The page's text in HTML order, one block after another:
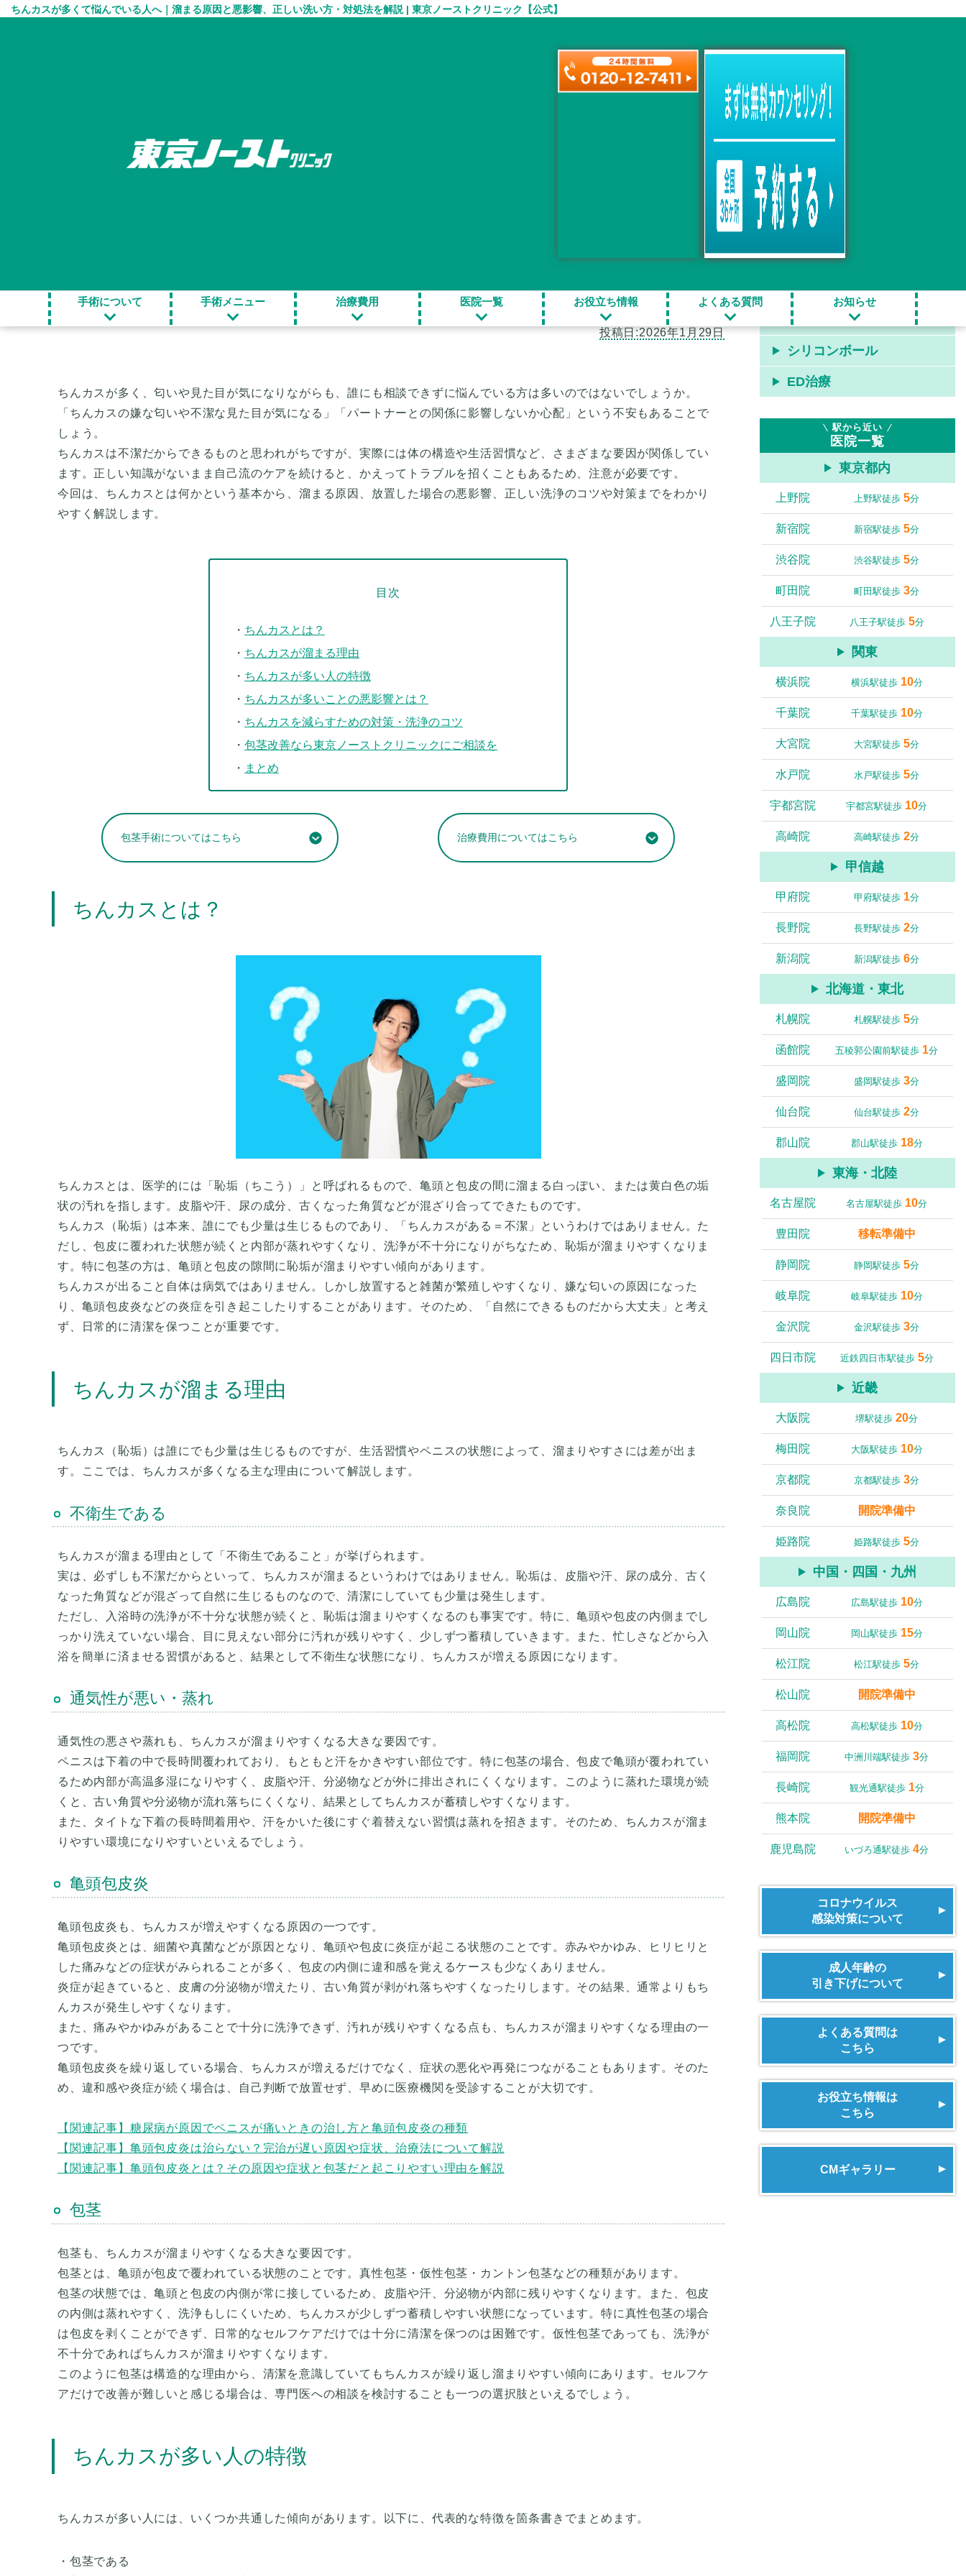
ちんカスが多くて悩んでいる人へ｜溜まる原因と悪影響、正しい洗い方・対処法を解説 | 東京ノーストクリニック【公式】
手術について 手術メニュー 治療費用 医院一覧 お役立ち情報 よくある質問 お知らせ
ちんカスが多く、匂いや見た目が気になりながらも、誰にも相談できずに悩んでいる方は多いのではないでしょうか。
「ちんカスの嫌な匂いや不潔な見た目が気になる」「パートナーとの関係に影響しないか心配」という不安もあることで
しょう。
ちんカスは不潔だからできるものと思われがちですが、実際には体の構造や生活習慣など、さまざまな要因が関係してい
ます。正しい知識がないまま自己流のケアを続けると、かえってトラブルを招くこともあるため、注意が必要です。
今回は、ちんカスとは何かという基本から、溜まる原因、放置した場合の悪影響、正しい洗浄のコツや対策までをわかり
やすく解説します。
目次
ちんカスとは？
ちんカスが溜まる理由
ちんカスが多い人の特徴
ちんカスが多いことの悪影響とは？
ちんカスを減らすための対策・洗浄のコツ
包茎改善なら東京ノーストクリニックにご相談を
まとめ
包茎手術についてはこちら 治療費用についてはこちら
ちんカスとは？
ちんカスとは、医学的には「恥垢（ちこう）」と呼ばれるもので、亀頭と包皮の間に溜まる白っぽい、または黄白色の垢
状の汚れを指します。皮脂や汗、尿の成分、古くなった角質などが混ざり合ってできたものです。
ちんカス（恥垢）は本来、誰にでも少量は生じるものであり、「ちんカスがある＝不潔」というわけではありません。た
だし、包皮に覆われた状態が続くと内部が蒸れやすくなり、洗浄が不十分になりがちなため、恥垢が溜まりやすくなりま
す。特に包茎の方は、亀頭と包皮の隙間に恥垢が溜まりやすい傾向があります。
ちんカスが出ること自体は病気ではありません。しかし放置すると雑菌が繁殖しやすくなり、嫌な匂いの原因になった
り、亀頭包皮炎などの炎症を引き起こしたりすることがあります。そのため、「自然にできるものだから大丈夫」と考え
ず、日常的に清潔を保つことが重要です。
ちんカスが溜まる理由
ちんカス（恥垢）は誰にでも少量は生じるものですが、生活習慣やペニスの状態によって、溜まりやすさには差が出ま
す。ここでは、ちんカスが多くなる主な理由について解説します。
不衛生である
ちんカスが溜まる理由として「不衛生であること」が挙げられます。
実は、必ずしも不潔だからといって、ちんカスが溜まるというわけではありません。恥垢は、皮脂や汗、尿の成分、古く
なった角質などが混ざって自然に生じるものなので、清潔にしていても少量は発生します。
ただし、入浴時の洗浄が不十分な状態が続くと、恥垢は溜まりやすくなるのも事実です。特に、亀頭や包皮の内側までし
っかり洗えていない場合、目に見えない部分に汚れが残りやすく、少しずつ蓄積していきます。また、忙しさなどから入
浴を簡単に済ませる習慣があると、結果として不衛生な状態になり、ちんカスが増える原因になります。
通気性が悪い・蒸れ
通気性の悪さや蒸れも、ちんカスが溜まりやすくなる大きな要因です。
ペニスは下着の中で長時間覆われており、もともと汗をかきやすい部位です。特に包茎の場合、包皮で亀頭が覆われてい
るため内部が高温多湿になりやすく、皮脂や汗、分泌物などが外に排出されにくくなります。このように蒸れた環境が続
くと、古い角質や分泌物が流れ落ちにくくなり、結果としてちんカスが蓄積しやすくなります。
また、タイトな下着の長時間着用や、汗をかいた後にすぐ着替えない習慣は蒸れを招きます。そのため、ちんカスが溜ま
りやすい環境になりやすいといえるでしょう。
亀頭包皮炎
亀頭包皮炎も、ちんカスが増えやすくなる原因の一つです。
亀頭包皮炎とは、細菌や真菌などが原因となり、亀頭や包皮に炎症が起こる状態のことです。赤みやかゆみ、ヒリヒリと
した痛みなどの症状がみられることが多く、包皮の内側に違和感を覚えるケースも少なくありません。
炎症が起きていると、皮膚の分泌物が増えたり、古い角質が剥がれ落ちやすくなったりします。その結果、通常よりもち
んカスが発生しやすくなります。
また、痛みやかゆみがあることで十分に洗浄できず、汚れが残りやすくなる点も、ちんカスが溜まりやすくなる理由の一
つです。
亀頭包皮炎を繰り返している場合、ちんカスが増えるだけでなく、症状の悪化や再発につながることもあります。そのた
め、違和感や炎症が続く場合は、自己判断で放置せず、早めに医療機関を受診することが大切です。
【関連記事】糖尿病が原因でペニスが痛いときの治し方と亀頭包皮炎の種類
【関連記事】亀頭包皮炎は治らない？完治が遅い原因や症状、治療法について解説
【関連記事】亀頭包皮炎とは？その原因や症状と包茎だと起こりやすい理由を解説
包茎
包茎も、ちんカスが溜まりやすくなる大きな要因です。
包茎とは、亀頭が包皮で覆われている状態のことです。真性包茎・仮性包茎・カントン包茎などの種類があります。
包茎の状態では、亀頭と包皮の内側が常に接しているため、皮脂や汗、分泌物が内部に残りやすくなります。また、包皮
の内側は蒸れやすく、洗浄もしにくいため、ちんカスが少しずつ蓄積しやすい状態になっています。特に真性包茎の場合
は包皮を剥くことができず、日常的なセルフケアだけでは十分に清潔を保つのは困難です。仮性包茎であっても、洗浄が
不十分であればちんカスが溜まりやすくなります。
このように包茎は構造的な理由から、清潔を意識していてもちんカスが繰り返し溜まりやすい傾向にあります。セルフケ
アだけで改善が難しいと感じる場合は、専門医への相談を検討することも一つの選択肢といえるでしょう。
ちんカスが多い人の特徴
ちんカスが多い人には、いくつか共通した傾向があります。以下に、代表的な特徴を箇条書きでまとめます。
・包茎である
包茎手術
亀頭増大手術
亀頭のブツブツ除去
シリコンボール
ED治療
駅から近い
医院一覧
東京都内
上野院 上野駅徒歩5分
新宿院 新宿駅徒歩5分
渋谷院 渋谷駅徒歩5分
町田院 町田駅徒歩3分
八王子院 八王子駅徒歩 5分
関東
横浜院 横浜駅徒歩 10分
千葉院 千葉駅徒歩 10分
大宮院 大宮駅徒歩5分
水戸院 水戸駅徒歩5分
宇都宮院 宇都宮駅徒歩 10分
高崎院 高崎駅徒歩2分
甲信越
甲府院 甲府駅徒歩 1分
長野院 長野駅徒歩2分
新潟院 新潟駅徒歩6分
北海道・東北
札幌院 札幌駅徒歩5分
函館院 五稜郭公園前駅徒歩 1分
盛岡院 盛岡駅徒歩3分
仙台院 仙台駅徒歩2分
郡山院 郡山駅徒歩 18分
東海・北陸
名古屋院 名古屋駅徒歩 10分
豊田院 移転準備中
静岡院 静岡駅徒歩5分
岐阜院 岐阜駅徒歩 10分
金沢院 金沢駅徒歩3分
四日市院 近鉄四日市駅徒歩 5分
近畿
大阪院 堺駅徒歩20分
梅田院 大阪駅徒歩 10分
京都院 京都駅徒歩3分
奈良院 開院準備中
姫路院 姫路駅徒歩5分
中国・四国・九州
広島院 広島駅徒歩 10分
岡山院 岡山駅徒歩 15分
松江院 松江駅徒歩5分
松山院 開院準備中
高松院 高松駅徒歩 10分
福岡院 中洲川端駅徒歩3分
長崎院 観光通駅徒歩 1分
熊本院 開院準備中
鹿児島院 いづろ通駅徒歩4分
コロナウイルス
感染対策について
成人年齢の
引き下げについて
よくある質問は
こちら
お役立ち情報は
こちら
CMギャラリー